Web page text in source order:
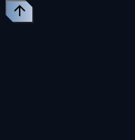
arrow_upward